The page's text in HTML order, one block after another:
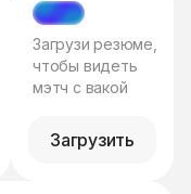
МЭТЧ
Загрузи резюме,
чтобы видеть
мэтч с вакой
Загрузить